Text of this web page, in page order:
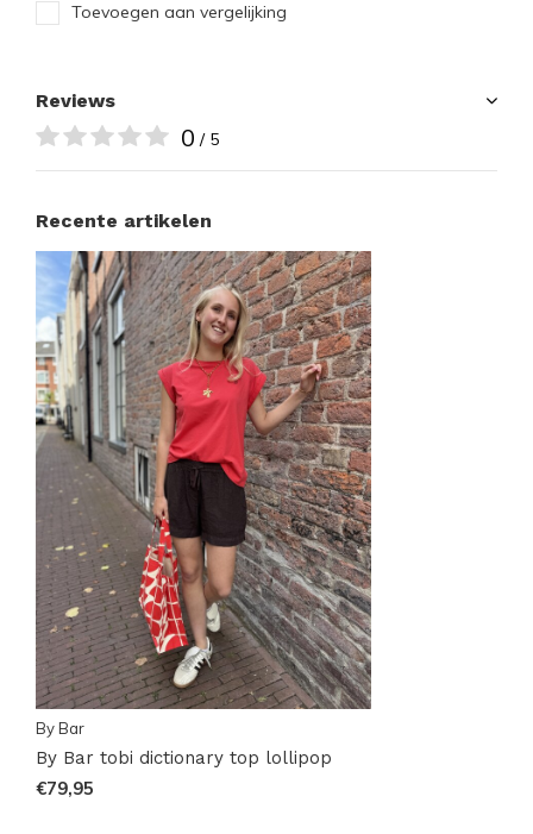
Toevoegen aan vergelijking
Reviews
0 / 5
Recente artikelen
By Bar
By Bar tobi dictionary top lollipop
€79,95